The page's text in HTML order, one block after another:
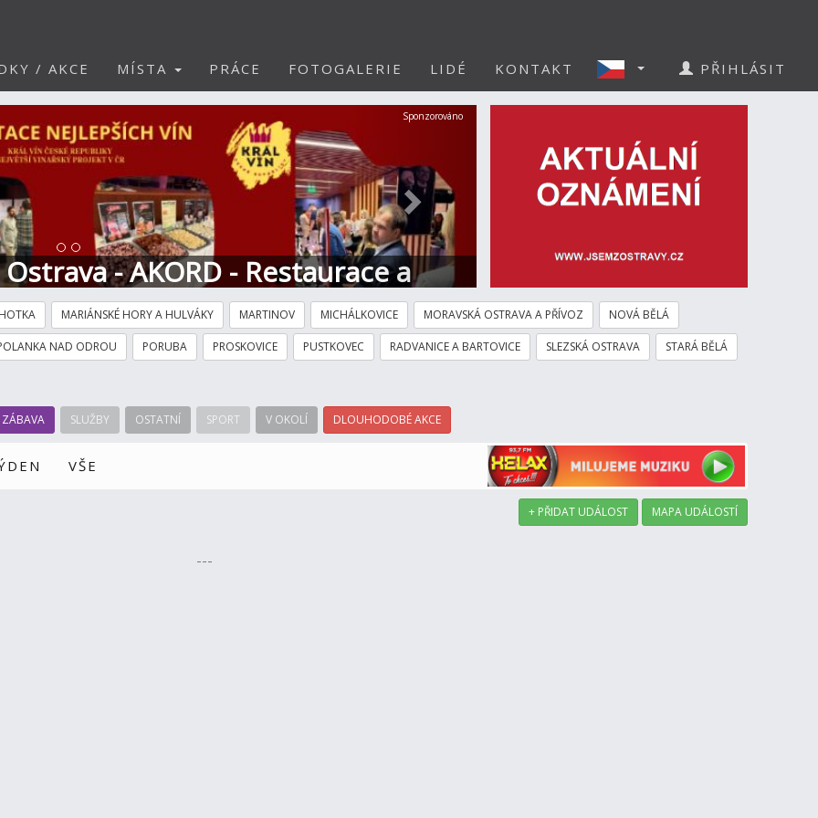
/ AKCE MÍSTA PRÁCE FOTOGALERIE LIDÉ KONTAKT PŘIHLÁSIT
- AKORD - Restaurace a
Další
Sponzorováno
MARIÁNSKÉ HORY A HULVÁKY MARTINOV MICHÁLKOVICE MORAVSKÁ OSTRAVA A PŘÍVOZ NOVÁ BĚLÁ
NAD ODROU PORUBA PROSKOVICE PUSTKOVEC RADVANICE A BARTOVICE SLEZSKÁ OSTRAVA STARÁ BĚLÁ
ZÁBAVA SLUŽBY OSTATNÍ SPORT V OKOLÍ DLOUHODOBÉ AKCE
VŠE
+ PŘIDAT UDÁLOST MAPA UDÁLOSTÍ
---